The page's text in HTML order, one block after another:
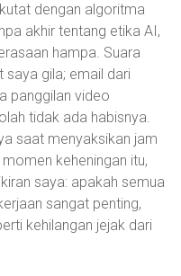
dengan algoritma
akhir tentang etika AI,
hampa. Suara
gila; email dari
panggilan video
tidak ada habisnya.
saat menyaksikan jam
keheningan itu,
saya: apakah semua
sangat penting,
kehilangan jejak dari